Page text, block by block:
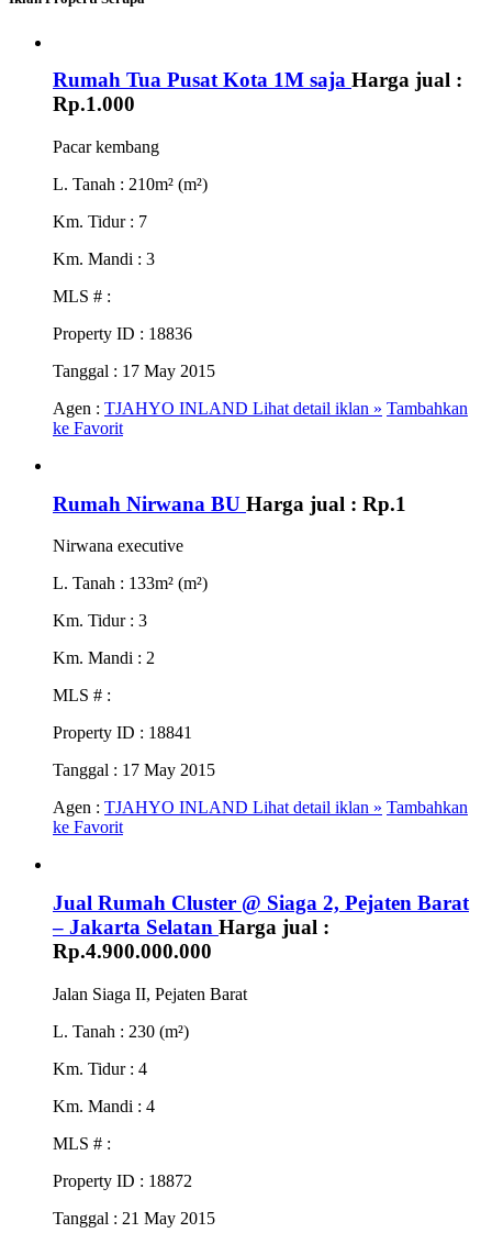
Rumah Tua Pusat Kota 1M saja Harga jual :
Rp.1.000
Pacar kembang
L. Tanah : 210m² (m²)
Km. Tidur : 7
Km. Mandi : 3
MLS # :
Property ID : 18836
Tanggal : 17 May 2015
Agen : TJAHYO INLAND Lihat detail iklan » Tambahkan
ke Favorit
Rumah Nirwana BU Harga jual : Rp.1
Nirwana executive
L. Tanah : 133m² (m²)
Km. Tidur : 3
Km. Mandi : 2
MLS # :
Property ID : 18841
Tanggal : 17 May 2015
Agen : TJAHYO INLAND Lihat detail iklan » Tambahkan
ke Favorit
Jual Rumah Cluster @ Siaga 2, Pejaten Barat
– Jakarta Selatan Harga jual :
Rp.4.900.000.000
Jalan Siaga II, Pejaten Barat
L. Tanah : 230 (m²)
Km. Tidur : 4
Km. Mandi : 4
MLS # :
Property ID : 18872
Tanggal : 21 May 2015